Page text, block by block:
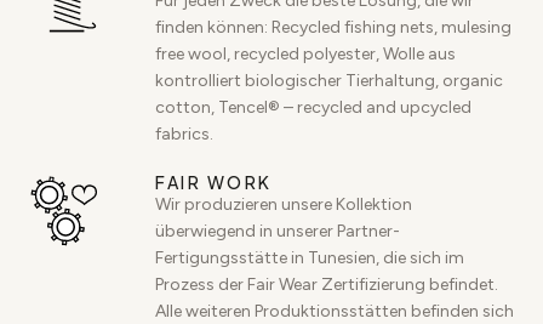
finden können: Recycled fishing nets, mulesing
free wool, recycled polyester, Wolle aus
kontrolliert biologischer Tierhaltung, organic
cotton, Tencel® – recycled and upcycled
fabrics.
FAIR WORK
Wir produzieren unsere Kollektion
überwiegend in unserer Partner-
Fertigungsstätte in Tunesien, die sich im
Prozess der Fair Wear Zertifizierung befindet.
Alle weiteren Produktionsstätten befinden sich